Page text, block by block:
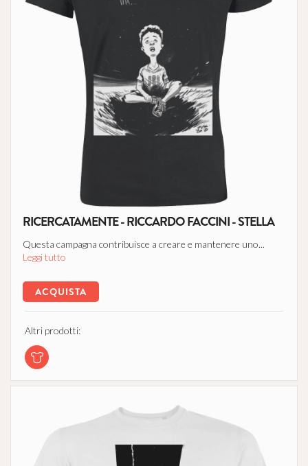
RICERCATAMENTE - RICCARDO FACCINI - STELLA
Questa campagna contribuisce a creare e mantenere uno...
Leggi tutto
ACQUISTA
Altri prodotti: